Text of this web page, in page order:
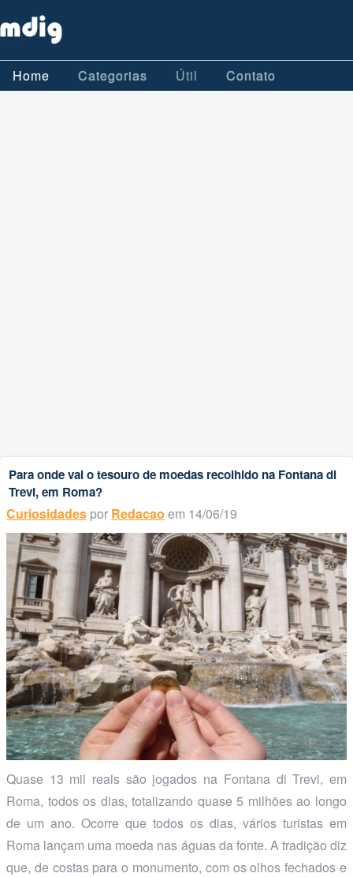
Home Categorias Útil Contato
Para onde vai o tesouro de moedas recolhido na Fontana di
Trevi, em Roma?
Curiosidades por Redacao em 14/06/19
Quase 13 mil reais são jogados na Fontana di Trevi, em
Roma, todos os dias, totalizando quase 5 milhões ao longo
de um ano. Ocorre que todos os dias, vários turistas em
Roma lançam uma moeda nas águas da fonte. A tradição diz
que, de costas para o monumento, com os olhos fechados e